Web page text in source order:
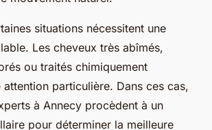
situations nécessitent une
Les cheveux très abîmés,
ou traités chimiquement
attention particulière. Dans ces cas,
à Annecy procèdent à un
pour déterminer la meilleure